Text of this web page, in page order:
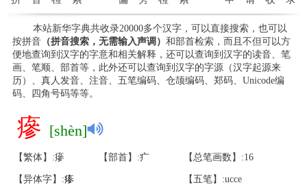
本站新华字典共收录20000多个汉字，可以直接搜索，也可以
按拼音（拼音搜索，无需输入声调） 和部首检索，而且不但可以方
便地查询到汉字的字意和相关解释，还可以查询到汉字的读音、笔
画、笔顺、部首等，此外还可以查询到汉字的字源（汉字起源来
历）、真人发音、注音、五笔编码、仓颉编码、郑码、Unicode编
码、四角号码等等。
瘮 [shèn]
【繁体】:瘮 【部首】:疒 【总笔画数】:16
【异体字】:瘆 【五笔】:ucce